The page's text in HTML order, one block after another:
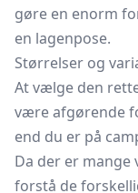
gøre en enorm
en lagenpose.
Størrelser og
At vælge den
være afgørende
end du er på
Da der er
forstå de